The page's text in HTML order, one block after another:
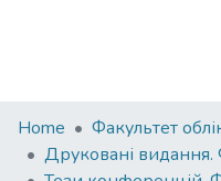
Communities
&
Home